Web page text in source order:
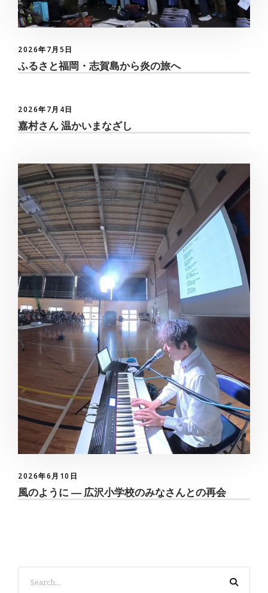
2026年7月5日
ふるさと福岡・志賀島から炎の旅へ
2026年7月4日
嘉村さん 温かいまなざし
2026年6月10日
風のように ― 広沢小学校のみなさんとの再会